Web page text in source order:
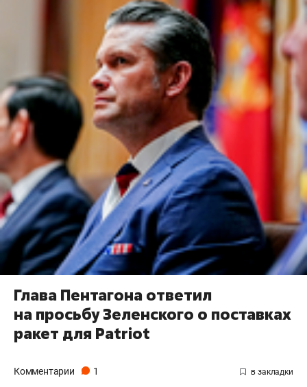
Глава Пентагона ответил
на просьбу Зеленского о поставках
ракет для Patriot
Комментарии 1